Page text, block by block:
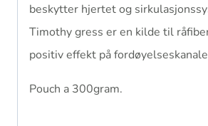
beskytter hjertet og
Timothy gress er en kilde til
positiv effekt på
Pouch a 300gram.